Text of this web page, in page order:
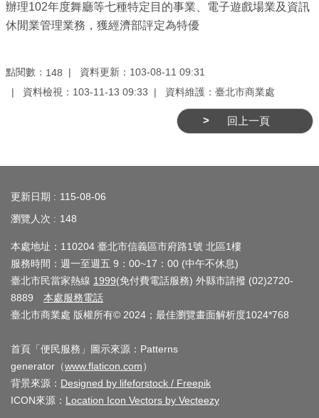
機
關
紹
服
務
公
司
及
業
登
記
服
辦理102年度舞廳等七種特定目的事業、電子遊戲場業及資訊
休閒業管理業務，獲經濟部評定為特優
點閱數： 148
資料更新：103-08-11 09:31
資料檢視：103-11-13 09:33
資料維護：臺北市商業處
回上一頁
更新日期
115-08-06
瀏覽人次
148
本處地址：110204 臺北市信義區市府路1號 北區1樓
服務時間：週一至週五 9：00~17：00 (中午不休息)
臺北市民當家熱線 1999(免付費電話服務) 外縣市請撥 (02)2720-
8889 本處服務電話
臺北市商業處 版權所有© 2024；最佳瀏覽畫面解析度1024*768
首頁「便民服務」圖示來源：Patterns
generator（www.flaticon.com）
背景來源： Designed by lifeforstock / Freepik
ICON來源： Location Icon Vectors by Vecteezy